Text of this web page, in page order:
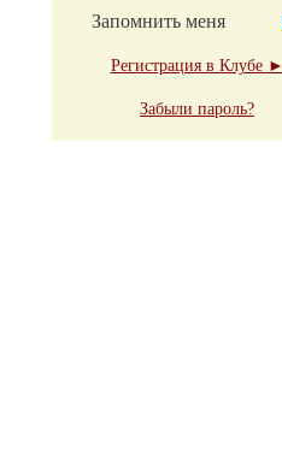
Запомнить меня
Регистрация в Клубе ►
Забыли пароль?